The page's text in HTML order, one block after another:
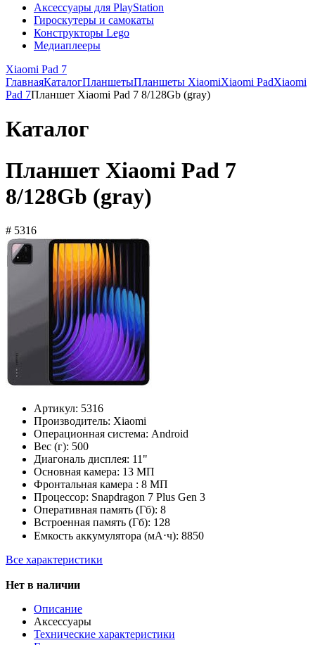
Аксессуары для PlayStation
Гироскутеры и самокаты
Конструкторы Lego
Медиаплееры
Xiaomi Pad 7
ГлавнаяКаталогПланшетыПланшеты XiaomiXiaomi PadXiaomi
Pad 7Планшет Xiaomi Pad 7 8/128Gb (gray)
Каталог
Планшет Xiaomi Pad 7
8/128Gb (gray)
# 5316
Артикул: 5316
Производитель: Xiaomi
Операционная система: Android
Вес (г): 500
Диагональ дисплея: 11"
Основная камера: 13 МП
Фронтальная камера : 8 МП
Процессор: Snapdragon 7 Plus Gen 3
Оперативная память (Гб): 8
Встроенная память (Гб): 128
Емкость аккумулятора (мА⋅ч): 8850
Все характеристики
Нет в наличии
Описание
Аксессуары
Технические характеристики